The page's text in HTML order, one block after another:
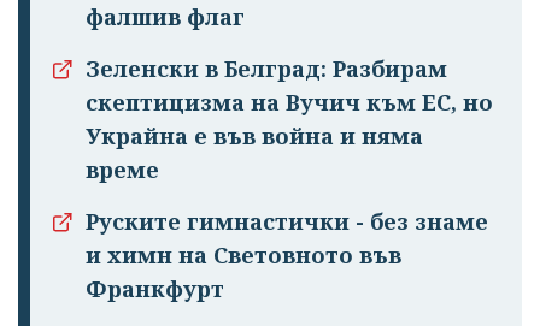
фалшив флаг
Зеленски в Белград: Разбирам
скептицизма на Вучич към ЕС, но
Украйна е във война и няма
време
Руските гимнастички - без знаме
и химн на Световното във
Франкфурт